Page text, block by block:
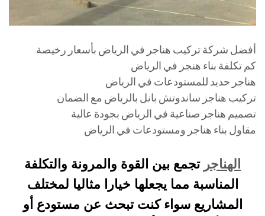
أفضل شركة تركيب هناجر في الرياض بأسعار رخيصة
كم تكلفة بناء هنجر في الرياض
هناجر حديد للمستودعات في الرياض
تركيب هناجر ساندوتش بانل بالرياض مع الضمان
تصميم هناجر صناعية في الرياض بجودة عالية
مقاول بناء هناجر ومستودعات في الرياض
الهناجر تجمع بين القوة والمرونة والتكلفة
المناسبة مما يجعلها خيارا مثاليا لمختلف
المشاريع سواء كنت تبحث عن مستودع أو